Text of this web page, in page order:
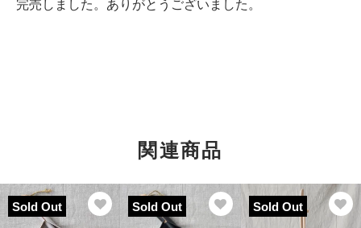
完売しました。ありがとうございました。
関連商品
Sold Out Sold Out Sold Out